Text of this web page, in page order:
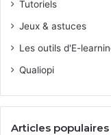
Tutoriels
Jeux & astuces
Les outils d'E-
Qualiopi
Articles populaires